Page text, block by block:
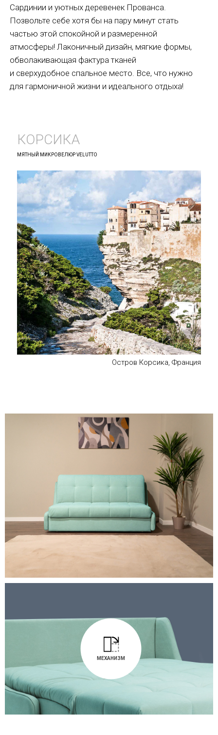
Сардинии и уютных деревенек Прованса.
Позвольте себе хотя бы на пару минут стать
частью этой спокойной и размеренной
атмосферы! Лаконичный дизайн, мягкие формы,
обволакивающая фактура тканей
и сверхудобное спальное место. Все, что нужно
для гармоничной жизни и идеального отдыха!
КОРСИКА
МЯТНЫЙ МИКРОВЕЛЮР VELUTTO
Остров Корсика, Франция
МЕХАНИЗМ